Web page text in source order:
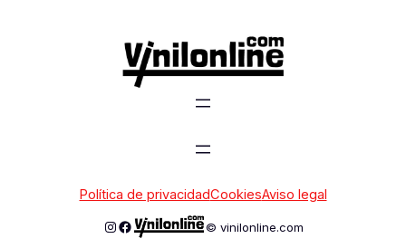
Política de privacidadCookiesAviso legal
Instagram
Facebook © vinilonline.com